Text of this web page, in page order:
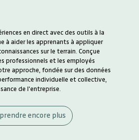
en direct avec des outils à la
à aider les apprenants à appliquer
sur le terrain. Conçue
professionnels et les employés
approche, fondée sur des données
individuelle et collective,
de l'entreprise.
encore plus